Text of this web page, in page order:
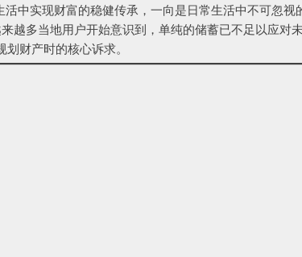
中实现财富的稳健传承，一向是日常生活中不可忽视
多当地用户开始意识到，单纯的储蓄已不足以应对
财产时的核心诉求。